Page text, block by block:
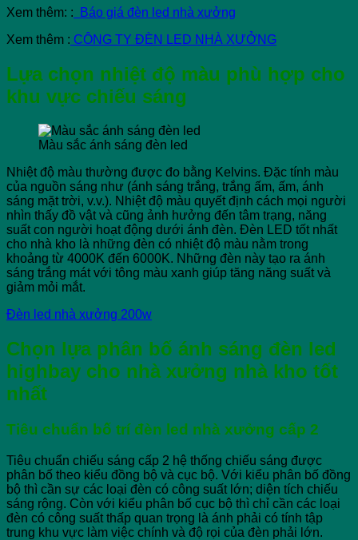
Xem thêm: : Báo giá đèn led nhà xưởng
Xem thêm : CÔNG TY ĐÈN LED NHÀ XƯỞNG
Lựa chọn nhiệt độ màu phù hợp cho
khu vực chiếu sáng
Màu sắc ánh sáng đèn led
Nhiệt độ màu thường được đo bằng Kelvins. Đặc tính màu
của nguồn sáng như (ánh sáng trắng, trắng ấm, ấm, ánh
sáng mặt trời, v.v.). Nhiệt độ màu quyết định cách mọi người
nhìn thấy đồ vật và cũng ảnh hưởng đến tâm trạng, năng
suất con người hoạt động dưới ánh đèn. Đèn LED tốt nhất
cho nhà kho là những đèn có nhiệt độ màu nằm trong
khoảng từ 4000K đến 6000K. Những đèn này tạo ra ánh
sáng trắng mát với tông màu xanh giúp tăng năng suất và
giảm mỏi mắt.
Đèn led nhà xưởng 200w
Chọn lựa phân bố ánh sáng đèn led
highbay cho nhà xưởng nhà kho tốt
nhất
Tiêu chuẩn bố trí đèn led nhà xưởng cấp 2
Tiêu chuẩn chiếu sáng cấp 2 hệ thống chiếu sáng được
phân bố theo kiểu đồng bộ và cục bộ. Với kiểu phân bố đồng
bộ thì cần sự các loại đèn có công suất lớn; diện tích chiếu
sáng rộng. Còn với kiểu phân bố cục bộ thì chỉ cần các loại
đèn có công suất thấp quan trọng là ánh phải có tính tập
trung khu vực làm việc chính và độ rọi của đèn phải lớn.